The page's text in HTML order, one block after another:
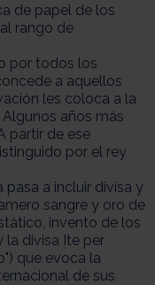
de papel de los
rango de
por todos los
a aquellos
les coloca a la
años más
partir de ese
por el rey
pasa a incluir divisa y
sangre y oro de
invento de los
la divisa Ite per
que evoca la
de sus